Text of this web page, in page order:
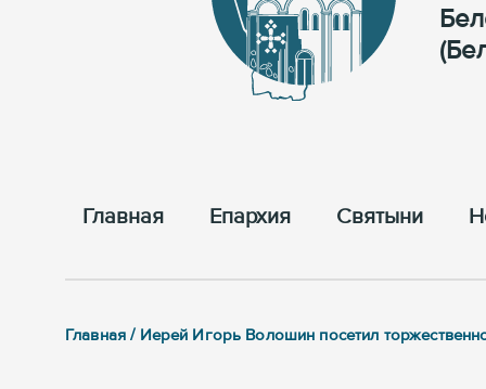
Главная Епархия Cвятыни
Главная / Иерей Игорь Волошин посетил